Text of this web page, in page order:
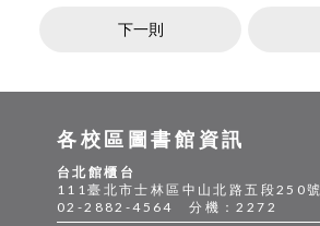
下一則
各校區圖書館資訊
台北館櫃台
111臺北市士林區中山北路五段250號
02-2882-4564 分機：2272